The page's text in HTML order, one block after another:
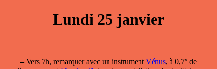
Lundi 25 janvier
–Vers 7h, remarquer avec un instrumentVénus, à 0,7° de